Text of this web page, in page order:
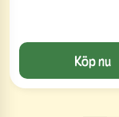
Köp nu